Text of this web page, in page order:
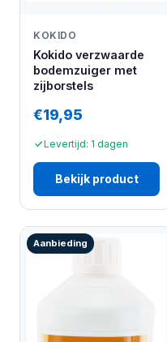
KOKIDO
Kokido verzwaarde
bodemzuiger met
zijborstels
€19,95
Levertijd: 1 dagen
Bekijk product
Aanbieding